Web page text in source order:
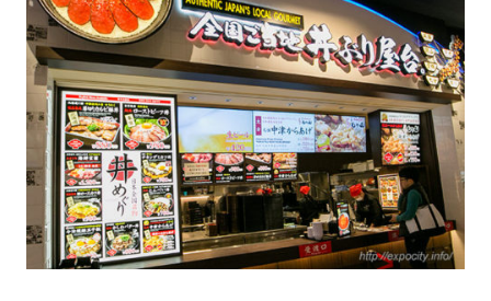
ミ
の
投
稿
確
が
る
サ